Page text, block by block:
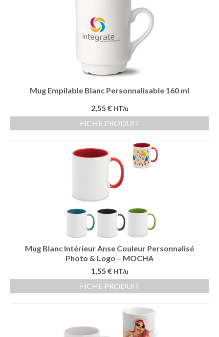
Mug Empilable Blanc Personnalisable 160 ml
2,55 € HT/u
FICHE PRODUIT
Mug Blanc Intérieur Anse Couleur Personnalisé
Photo & Logo – MOCHA
1,55 € HT/u
FICHE PRODUIT